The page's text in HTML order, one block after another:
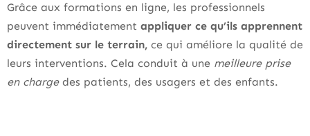
Grâce aux formations en ligne, les professionnels
peuvent immédiatement appliquer ce qu’ils apprennent
directement sur le terrain, ce qui améliore la qualité de
leurs interventions. Cela conduit à une meilleure prise
en chargedes patients, des usagers et des enfants.